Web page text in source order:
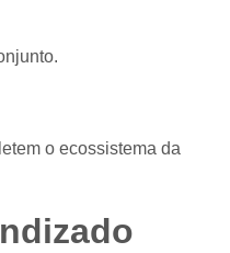
o ecossistema da